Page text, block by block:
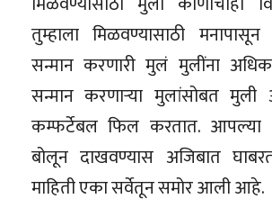
तुम्हाला मिळवण्यासाठी मनापासून
सन्मान करणारी मुलं मुलींना अधिक
सन्मान करणाऱ्या मुलांसोबत
कम्फर्टेबल फिल करतात. आपल्या
बोलून दाखवण्यास अजिबात
माहिती एका सर्वेतून समोर आली आहे.